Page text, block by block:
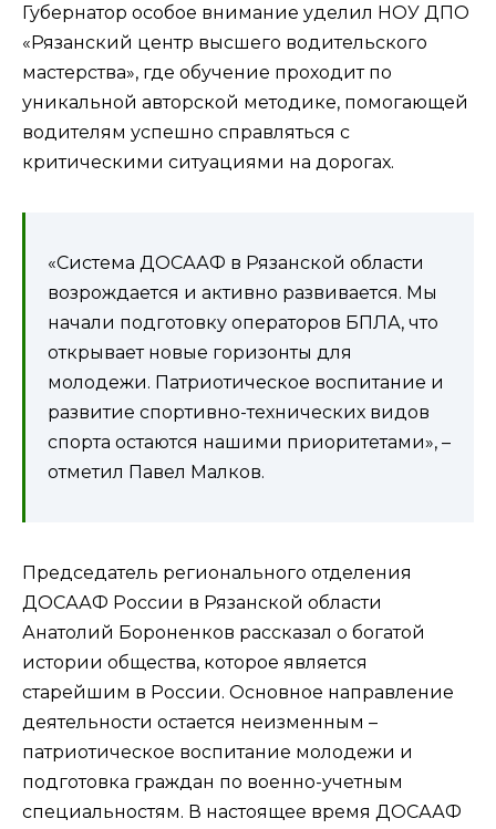
Губернатор особое внимание уделил НОУ ДПО
«Рязанский центр высшего водительского
мастерства», где обучение проходит по
уникальной авторской методике, помогающей
водителям успешно справляться с
критическими ситуациями на дорогах.
«Система ДОСААФ в Рязанской области
возрождается и активно развивается. Мы
начали подготовку операторов БПЛА, что
открывает новые горизонты для
молодежи. Патриотическое воспитание и
развитие спортивно-технических видов
спорта остаются нашими приоритетами», –
отметил Павел Малков.
Председатель регионального отделения
ДОСААФ России в Рязанской области
Анатолий Бороненков рассказал о богатой
истории общества, которое является
старейшим в России. Основное направление
деятельности остается неизменным –
патриотическое воспитание молодежи и
подготовка граждан по военно-учетным
специальностям. В настоящее время ДОСААФ